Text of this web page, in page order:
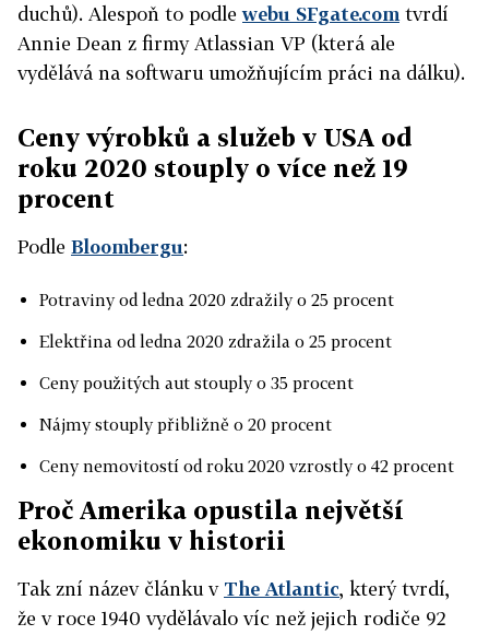
duchů). Alespoň to podlewebu SFgate.com tvrdí
Annie Dean z firmy Atlassian VP (která ale
vydělává na softwaru umožňujícím práci na dálku).
Ceny výrobků a služeb v USA od
roku 2020 stouply o více než 19
procent
Podle Bloombergu:
Potraviny od ledna 2020 zdražily o 25 procent
Elektřina od ledna 2020 zdražila o 25 procent
Ceny použitých aut stouply o 35 procent
Nájmy stouply přibližně o 20 procent
Ceny nemovitostí od roku 2020 vzrostly o 42 procent
Proč Amerika opustila největší
ekonomiku v historii
Tak zní název článku v The Atlantic, který tvrdí,
že v roce 1940 vydělávalo víc než jejich rodiče 92